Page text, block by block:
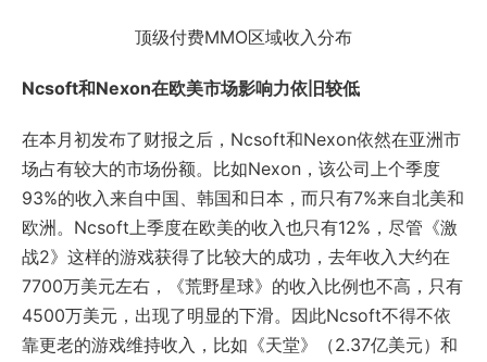
顶级付费MMO区域收入分布
Ncsoft和Nexon在欧美市场影响力依旧较低
在本月初发布了财报之后，Ncsoft和Nexon依然在亚洲市
场占有较大的市场份额。比如Nexon，该公司上个季度
93%的收入来自中国、韩国和日本，而只有7%来自北美和
欧洲。Ncsoft上季度在欧美的收入也只有12%，尽管《激
战2》这样的游戏获得了比较大的成功，去年收入大约在
7700万美元左右，《荒野星球》的收入比例也不高，只有
4500万美元，出现了明显的下滑。因此Ncsoft不得不依
靠更老的游戏维持收入，比如《天堂》（2.37亿美元）和